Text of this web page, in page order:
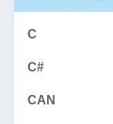
C
C#
CAN